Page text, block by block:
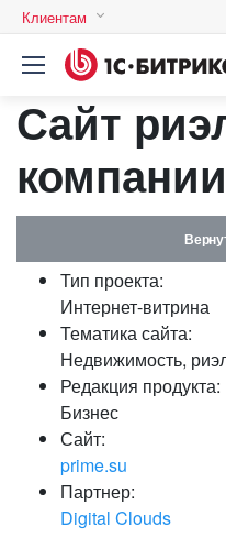
Клиентам
Сайт
Тип проекта:
Интернет-витрина
Тематика сайта:
Недвижимость,
Редакция продукта:
Бизнес
Сайт:
prime.su
Партнер:
Digital Clouds